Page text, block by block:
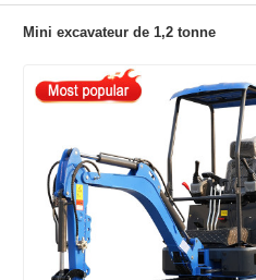
Mini excavateur de 1,2 tonne